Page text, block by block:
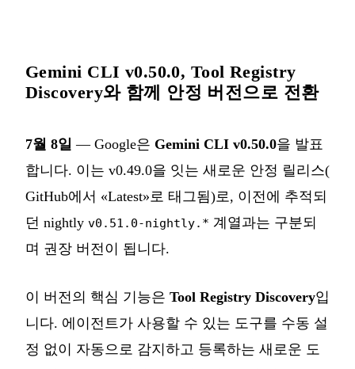
Gemini CLI v0.50.0, Tool Registry
Discovery와 함께 안정 버전으로 전환
7월 8일 — Google은 Gemini CLI v0.50.0을 발표
합니다. 이는 v0.49.0을 잇는 새로운 안정 릴리스(
GitHub에서 «Latest»로 태그됨)로, 이전에 추적되
던 nightly v0.51.0-nightly.* 계열과는 구분되
며 권장 버전이 됩니다.
이 버전의 핵심 기능은 Tool Registry Discovery입
니다. 에이전트가 사용할 수 있는 도구를 수동 설
정 없이 자동으로 감지하고 등록하는 새로운 도